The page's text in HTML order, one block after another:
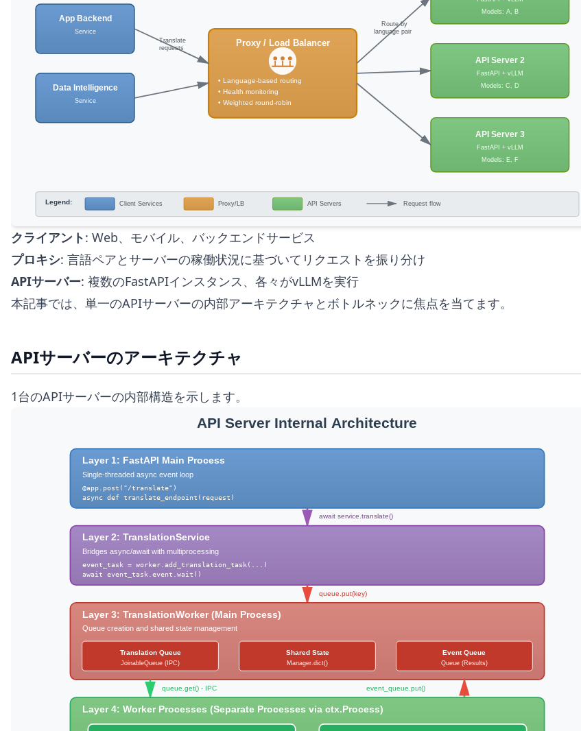
クライアント: Web、モバイル、バックエンドサービス
プロキシ: 言語ペアとサーバーの稼働状況に基づいてリクエストを振り分け
APIサーバー: 複数のFastAPIインスタンス、各々がvLLMを実行
本記事では、単一のAPIサーバーの内部アーキテクチャとボトルネックに焦点を当てます。
APIサーバーのアーキテクチャ
1台のAPIサーバーの内部構造を示します。